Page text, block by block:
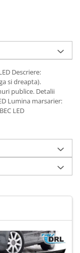
Descriere:
si dreapta).
publice. Detalii
Lumina marsarier:
LED